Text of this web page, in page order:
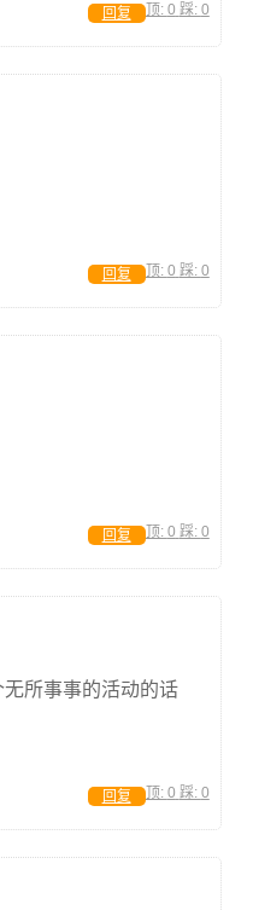
顶: 0 踩: 0
回复
顶: 0 踩: 0
回复
顶: 0 踩: 0
回复
所事事的活动的话
顶: 0 踩: 0
回复